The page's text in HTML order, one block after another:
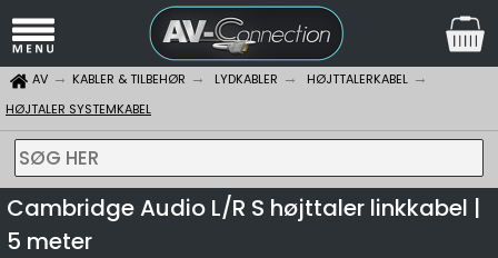
AV KABLER & TILBEHØR LYDKABLER
HØJTTALERKABEL
HØJTALER SYSTEMKABEL
SØG HER
Cambridge Audio L/R S højttaler linkkabel |
5 meter